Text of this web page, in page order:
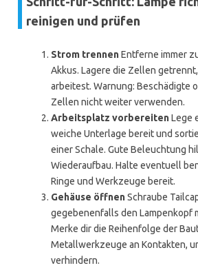
reinigen und prüfen
Strom trennenEntferne immer
Akkus. Lagere die Zellen
arbeitest. Warnung: Beschädigte
Zellen nicht weiter verwenden.
Arbeitsplatz vorbereitenLege
weiche Unterlage bereit und
einer Schale. Gute Beleuchtung
Wiederaufbau. Halte eventuell
Ringe und Werkzeuge bereit.
Gehäuse öffnenSchraube
gegebenenfalls den Lampenkopf
Merke dir die Reihenfolge der
Metallwerkzeuge an Kontakten,
verhindern.